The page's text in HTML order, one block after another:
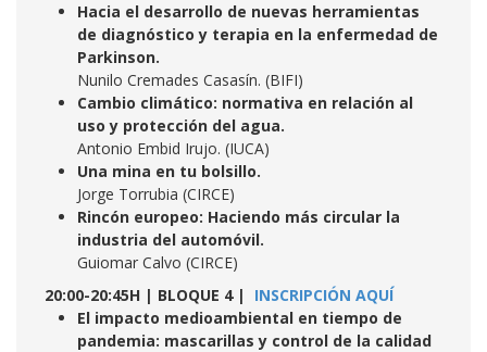
Hacia el desarrollo de nuevas herramientas
de diagnóstico y terapia en la enfermedad de
Parkinson.
Nunilo Cremades Casasín. (BIFI)
Cambio climático: normativa en relación al
uso y protección del agua.
Antonio Embid Irujo. (IUCA)
Una mina en tu bolsillo.
Jorge Torrubia (CIRCE)
Rincón europeo: Haciendo más circular la
industria del automóvil.
Guiomar Calvo (CIRCE)
20:00-20:45H | BLOQUE 4 |
INSCRIPCIÓN AQUÍ
El impacto medioambiental en tiempo de
pandemia: mascarillas y control de la calidad